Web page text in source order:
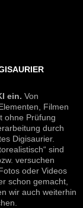
ein. Von
Filmen
ohne Prüfung
durch
Digisaurier.
sind
versuchen
oder Videos
schon gemacht,
wir auch weiterhin